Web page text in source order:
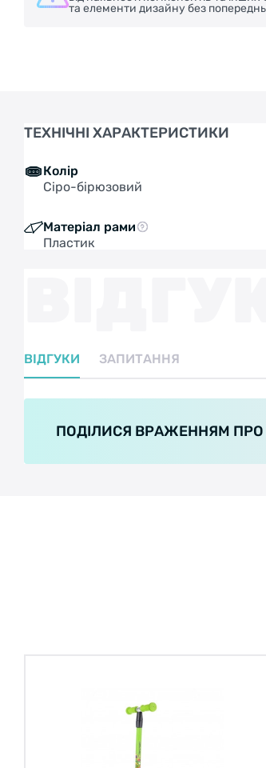
та елементи дизайну без
ТЕХНІЧНІ ХАРАКТЕРИСТИКИ
Колір
Сіро-бірюзовий
Матеріал рами
Пластик
ВІДГУКИ ЗАПИТАННЯ
ПОДІЛИСЯ ВРАЖЕННЯМ